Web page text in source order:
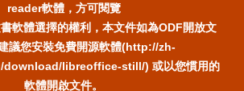
reader軟體，方可閱覽
軟體選擇的權利，本文件如為ODF開放文
議您安裝免費開源軟體(http://zh-
libreoffice-still/) 或以您慣用的
軟體開啟文件。